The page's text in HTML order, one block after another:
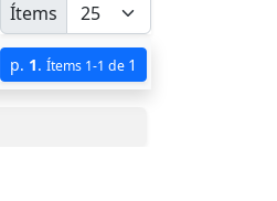
Ítems
p. 1. Ítems 1-1 de 1